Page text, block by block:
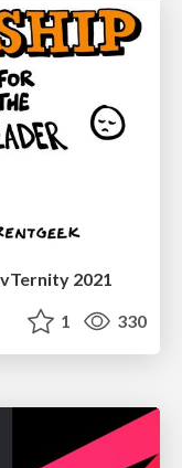
2021
1 330